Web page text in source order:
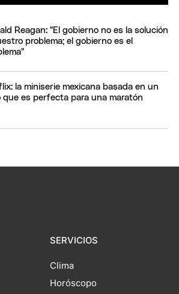
Reagan: "El gobierno no es la solución
problema; el gobierno es el
la miniserie mexicana basada en un
que es perfecta para una maratón
SERVICIOS
Clima
Horóscopo